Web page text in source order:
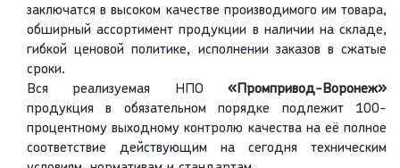
заключатся в высоком качестве производимого им товара,
обширный ассортимент продукции в наличии на складе,
гибкой ценовой политике, исполнении заказов в сжатые
сроки.
Вся реализуемая НПО «Промпривод-Воронеж»
продукция в обязательном порядке подлежит 100-
процентному выходному контролю качества на её полное
соответствие действующим на сегодня техническим